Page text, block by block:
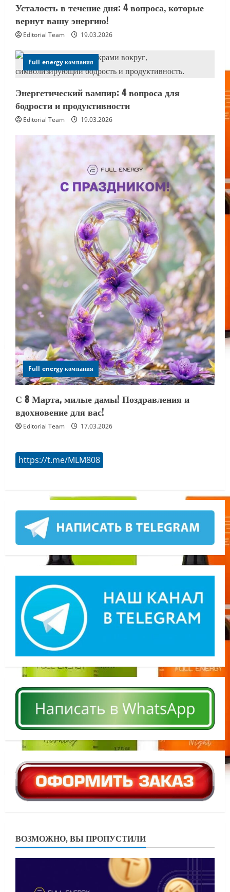
Усталость в течение дня: 4 вопроса, которые
вернут вашу энергию!
Editorial Team 19.03.2026
Full energy компания
Энергетический вампир: 4 вопроса для
бодрости и продуктивности
Editorial Team 19.03.2026
Full energy компания
С 8 Марта, милые дамы! Поздравления и
вдохновение для вас!
Editorial Team 17.03.2026
https://t.me/MLM808
ВОЗМОЖНО, ВЫ ПРОПУСТИЛИ